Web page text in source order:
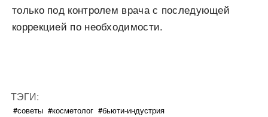
только под контролем врача с последующей
коррекцией по необходимости.
ТЭГИ:
#советы #косметолог #бьюти-индустрия